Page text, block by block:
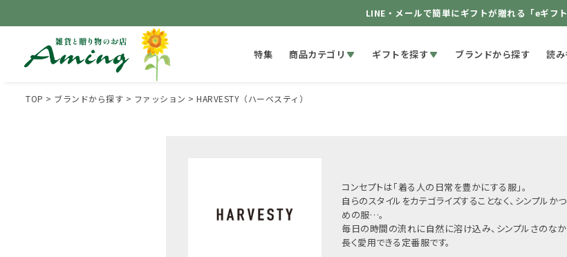
LINE・メールで簡単にギフトが贈れる「eギフト
特集 商品カテゴリ ギフトを探す ブランドから探す 読
TOP ブランドから探す ファッション HARVESTY（ハーベスティ）
コンセプトは「着る人の日常を豊かにする服」。
自らのスタイルをカテゴライズすることなく、シンプルか
めの服…。
毎日の時間の流れに自然に溶け込み、シンプルさのな
長く愛用できる定番服です。